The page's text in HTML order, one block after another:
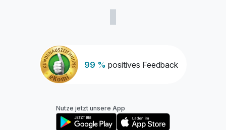
99 % positives Feedback
Nutze jetzt unsere App